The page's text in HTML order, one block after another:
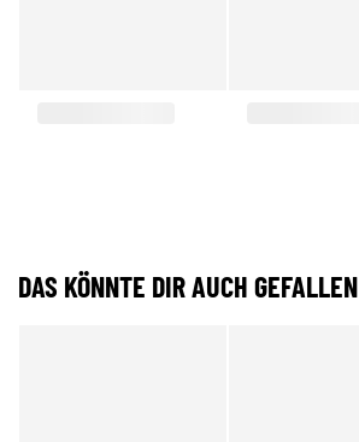
DAS KÖNNTE DIR AUCH GEFALLEN